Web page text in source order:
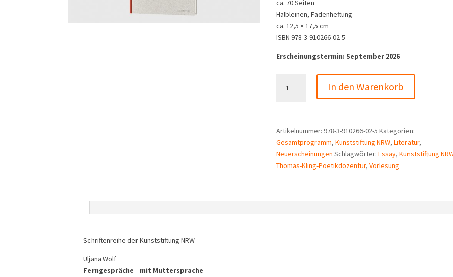
ca. 70 Seiten
Halbleinen, Fadenheftung
ca. 12,5 × 17,5 cm
ISBN 978-3-910266-02-5
Erscheinungstermin: September 2026
Wolf
Muttersprache
In den Warenkorb
Artikelnummer: 978-3-910266-02-5 Kategorien:
Gesamtprogramm,Kunststiftung NRW,Literatur,
Neuerscheinungen Schlagwörter:Essay,Kunststiftung
Thomas-Kling-Poetikdozentur,Vorlesung
Schriftenreihe der Kunststiftung NRW
Uljana Wolf
Ferngespräche mit Muttersprache